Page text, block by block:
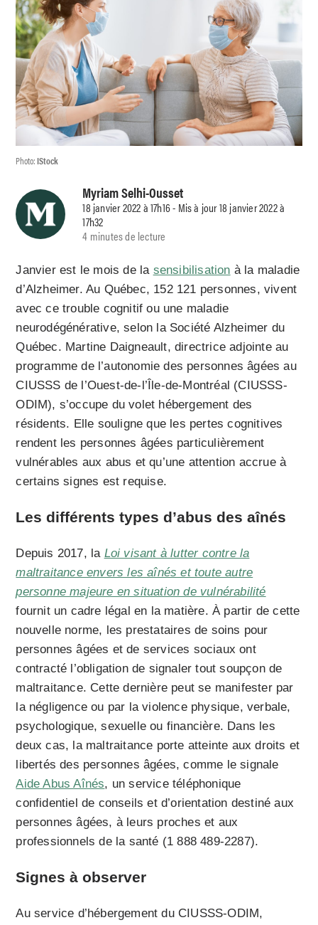
Photo:IStock
Myriam Selhi-Ousset
18 janvier 2022 à 17h16 - Mis à jour 18 janvier 2022 à
17h32
4 minutes de lecture
Janvier est le mois de la sensibilisation à la maladie
d’Alzheimer. Au Québec, 152 121 personnes, vivent
avec ce trouble cognitif ou une maladie
neurodégénérative, selon la Société Alzheimer du
Québec. Martine Daigneault, directrice adjointe au
programme de l’autonomie des personnes âgées au
CIUSSS de l’Ouest-de-l’Île-de-Montréal (CIUSSS-
ODIM), s’occupe du volet hébergement des
résidents. Elle souligne que les pertes cognitives
rendent les personnes âgées particulièrement
vulnérables aux abus et qu’une attention accrue à
certains signes est requise.
Les différents types d’abus des aînés
Depuis 2017, la Loi visant à lutter contre la
maltraitance envers les aînés et toute autre
personne majeure en situation de vulnérabilité
fournit un cadre légal en la matière. À partir de cette
nouvelle norme, les prestataires de soins pour
personnes âgées et de services sociaux ont
contracté l’obligation de signaler tout soupçon de
maltraitance. Cette dernière peut se manifester par
la négligence ou par la violence physique, verbale,
psychologique, sexuelle ou financière. Dans les
deux cas, la maltraitance porte atteinte aux droits et
libertés des personnes âgées, comme le signale
Aide Abus Aînés, un service téléphonique
confidentiel de conseils et d’orientation destiné aux
personnes âgées, à leurs proches et aux
professionnels de la santé (1 888 489-2287).
Signes à observer
Au service d’hébergement du CIUSSS-ODIM,